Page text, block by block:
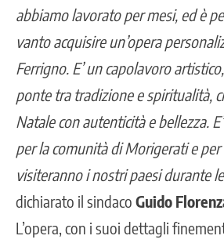
abbiamo lavorato per mesi, ed è
vanto acquisire un’opera
Ferrigno. E’ un capolavoro
ponte tra tradizione e spiritualità,
Natale con autenticità e bellezza.
per la comunità di Morigerati e
visiteranno i nostri paesi durante
dichiarato il sindaco Guido
L’opera, con i suoi dettagli